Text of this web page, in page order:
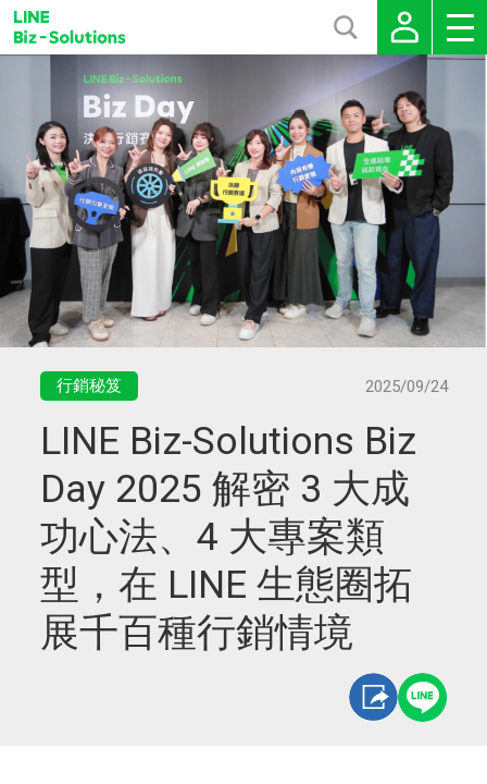
行銷秘笈 2025/09/24
LINE Biz-Solutions Biz
Day 2025 解密 3 大成
功心法、4 大專案類
型，在 LINE 生態圈拓
展千百種行銷情境